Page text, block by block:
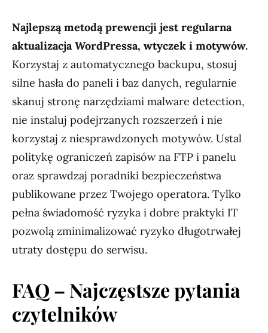
Najlepszą metodą prewencji jest regularna
aktualizacja WordPressa, wtyczek i motywów.
Korzystaj z automatycznego backupu, stosuj
silne hasła do paneli i baz danych, regularnie
skanuj stronę narzędziami malware detection,
nie instaluj podejrzanych rozszerzeń i nie
korzystaj z niesprawdzonych motywów. Ustal
politykę ograniczeń zapisów na FTP i panelu
oraz sprawdzaj poradniki bezpieczeństwa
publikowane przez Twojego operatora. Tylko
pełna świadomość ryzyka i dobre praktyki IT
pozwolą zminimalizować ryzyko długotrwałej
utraty dostępu do serwisu.
FAQ – Najczęstsze pytania
czytelników